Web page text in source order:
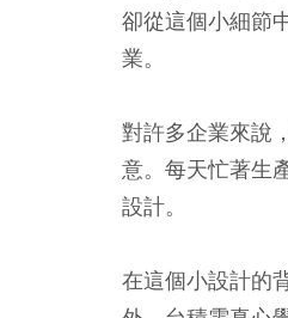
卻從這個小細節
業。
對許多企業來說
意。每天忙著生
設計。
在這個小設計的